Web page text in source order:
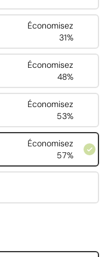
Économisez
31%
Économisez
48%
Économisez
53%
Économisez
57%